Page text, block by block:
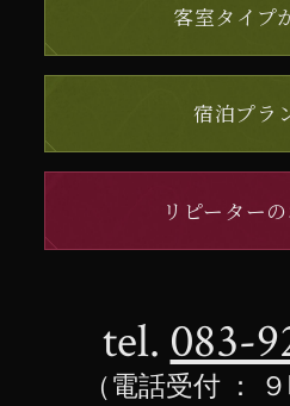
客室タイプ
宿泊プラ
リピーター
tel. 083-
（電話受付 ：